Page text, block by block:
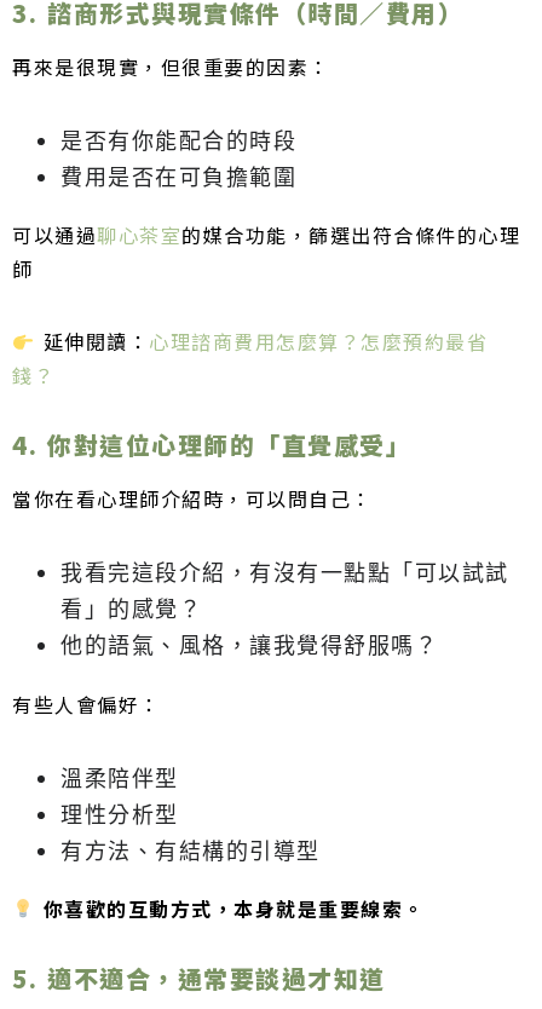
3. 諮商形式與現實條件（時間／費用）
再來是很現實，但很重要的因素：
是否有你能配合的時段
費用是否在可負擔範圍
可以通過聊心茶室的媒合功能，篩選出符合條件的心理
師
延伸閱讀： 心理諮商費用怎麼算？怎麼預約最省
錢？
4. 你對這位心理師的「直覺感受」
當你在看心理師介紹時，可以問自己：
我看完這段介紹，有沒有一點點「可以試試
看」的感覺？
他的語氣、風格，讓我覺得舒服嗎？
有些人會偏好：
溫柔陪伴型
理性分析型
有方法、有結構的引導型
你喜歡的互動方式，本身就是重要線索。
5. 適不適合，通常要談過才知道